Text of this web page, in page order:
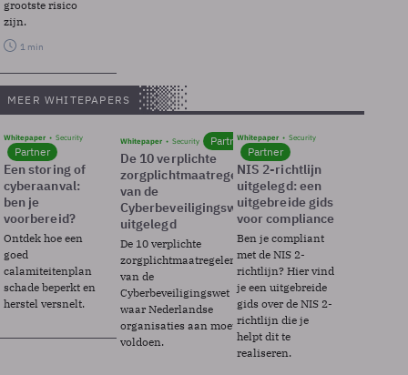
grootste risico
zijn.
1 min
MEER WHITEPAPERS
Whitepaper Security
Partner
Een storing of
cyberaanval:
ben je
voorbereid?
Ontdek hoe een
goed
calamiteitenplan
schade beperkt en
herstel versnelt.
Whitepaper Security Partner
De 10 verplichte
zorgplichtmaatregelen
van de
Cyberbeveiligingswet
uitgelegd
De 10 verplichte
zorgplichtmaatregelen
van de
Cyberbeveiligingswet
waar Nederlandse
organisaties aan moeten
voldoen.
Whitepaper Security
Partner
NIS 2-richtlijn
uitgelegd: een
uitgebreide gids
voor compliance
Ben je compliant
met de NIS 2-
richtlijn? Hier vind
je een uitgebreide
gids over de NIS 2-
richtlijn die je
helpt dit te
realiseren.